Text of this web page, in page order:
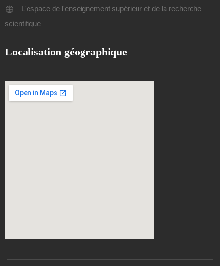
L'espace de l'enseignement supérieur et de la recherche
scientifique
Localisation géographique